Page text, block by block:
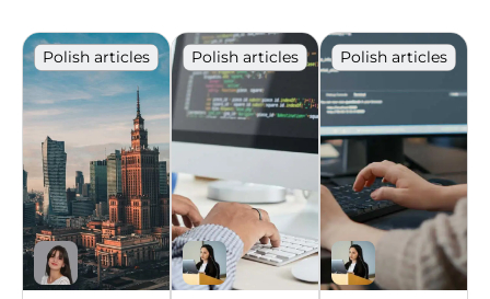
Polish articles Polish articles Polish articles